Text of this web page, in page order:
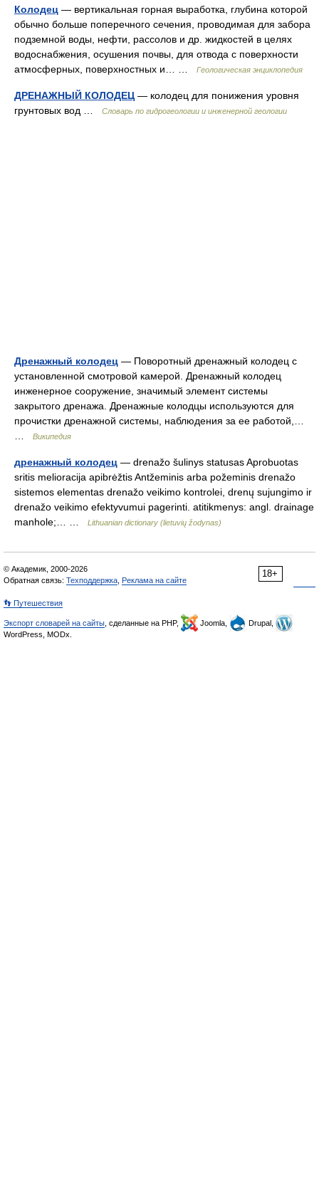
Колодец — вертикальная горная выработка, глубина которой
обычно больше поперечного сечения, проводимая для забора
подземной воды, нефти, рассолов и др. жидкостей в целях
водоснабжения, осушения почвы, для отвода с поверхности
атмосферных, поверхностных и… …
Геологическая энциклопедия
ДРЕНАЖНЫЙ КОЛОДЕЦ — колодец для понижения уровня
грунтовых вод …
Словарь по гидрогеологии и инженерной геологии
Дренажный колодец — Поворотный дренажный колодец с
установленной смотровой камерой. Дренажный колодец
инженерное сооружение, значимый элемент системы
закрытого дренажа. Дренажные колодцы используются для
прочистки дренажной системы, наблюдения за ее работой,…
Википедия
дренажный колодец — drenažo šulinys statusas Aprobuotas
sritis melioracija apibrėžtis Antžeminis arba požeminis drenažo
sistemos elementas drenažo veikimo kontrolei, drenų sujungimo ir
drenažo veikimo efektyvumui pagerinti. atitikmenys: angl. drainage
manhole;… …
Lithuanian dictionary (lietuvių žodynas)
18+
© Академик, 2000-2026
Обратная связь: Техподдержка Реклама на сайте
👣 Путешествия
Экспорт словарей на сайты , сделанные на PHP, Joomla,
Drupal,
WordPress, MODx.